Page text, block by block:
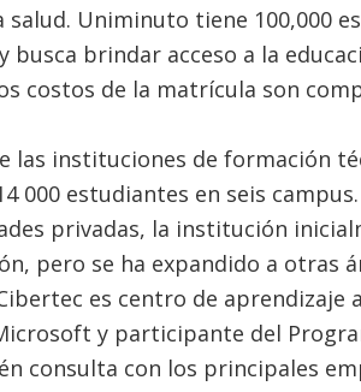
salud. Uniminuto tiene 100,000
busca brindar acceso a la
costos de la matrícula son
las instituciones de formación
000 estudiantes en seis
privadas, la institución
pero se ha expandido a otras
es centro de aprendizaje
y participante del
consulta con los principales